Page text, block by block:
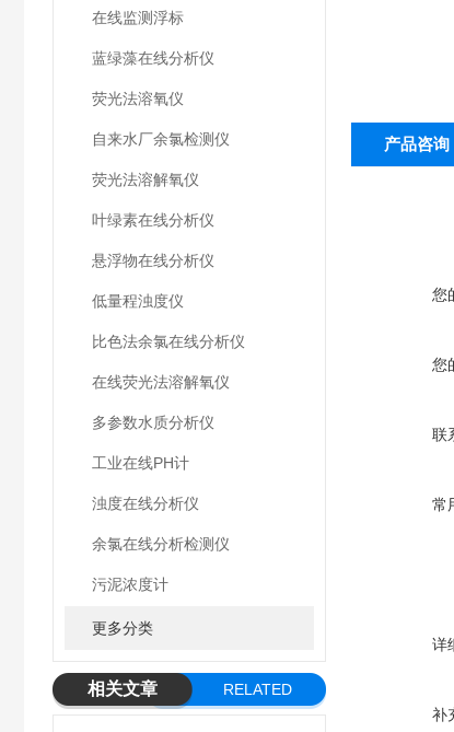
在线监测浮标
蓝绿藻在线分析仪
荧光法溶氧仪
自来水厂余氯检测仪
荧光法溶解氧仪
叶绿素在线分析仪
悬浮物在线分析仪
低量程浊度仪
比色法余氯在线分析仪
在线荧光法溶解氧仪
多参数水质分析仪
工业在线PH计
浊度在线分析仪
余氯在线分析检测仪
污泥浓度计
更多分类
相关文章
RELATED
产品咨询
您
您
联
常
详
补